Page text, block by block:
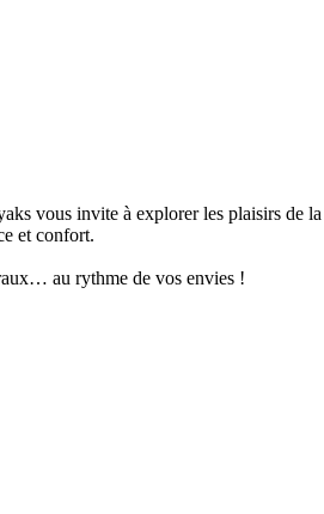
vous invite à explorer les plaisirs de
et confort.
au rythme de vos envies !